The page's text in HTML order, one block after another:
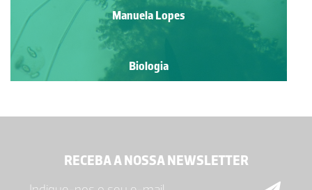
Manuela Lopes
Biologia
RECEBA A NOSSA NEWSLETTER